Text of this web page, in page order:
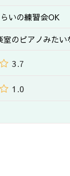
いの練習会OK
室のピアノみたい
3.7
1.0